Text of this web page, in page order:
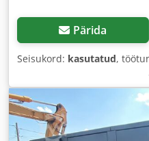
Pärida
Seisukord: kasutatud,